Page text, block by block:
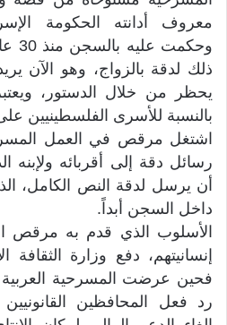
معروف أدانته الحكومة
ذلك لدقة بالزواج، وهو الآن
يحظر من خلال الدستور،
بالنسبة للأسرى الفلسطينيين
اشتغل مرقص في العمل
رسائل دقة إلى أقربائه ولإبنه
أن يرسل لدقة النص الكامل،
داخل السجن أبداً.
الأسلوب الذي قدم به مرقص
إنسانيتهم، دفع وزارة الثقافة
فحين عرضت المسرحية العربية
رد فعل المحافظين القانونيين